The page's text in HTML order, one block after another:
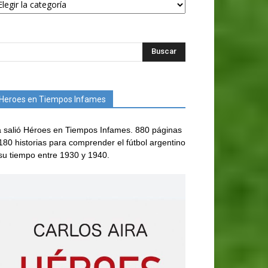
Heroes en Tiempos Infames
salió Héroes en Tiempos Infames. 880 páginas
historias para comprender el fútbol argentino
tiempo entre 1930 y 1940.